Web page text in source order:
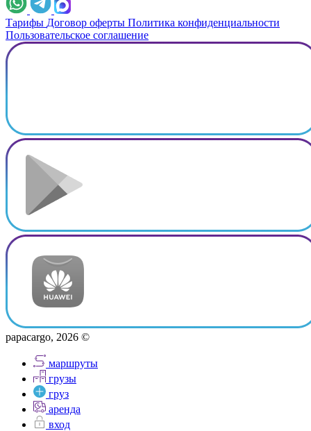
Тарифы Договор оферты Политика конфиденциальности
Пользовательское соглашение
papacargo, 2026 ©
маршруты
грузы
груз
аренда
вход